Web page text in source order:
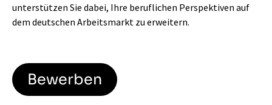
unterstützen Sie dabei, Ihre beruflichen Perspektiven auf
dem deutschen Arbeitsmarkt zu erweitern.
Bewerben